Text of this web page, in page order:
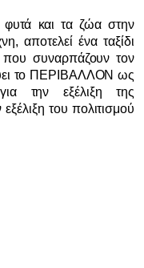
και τα ζώα στην
αποτελεί ένα ταξίδι
που συναρπάζουν τον
το ΠΕΡΙΒΑΛΛΟΝ ως
την εξέλιξη της
του πολιτισμού